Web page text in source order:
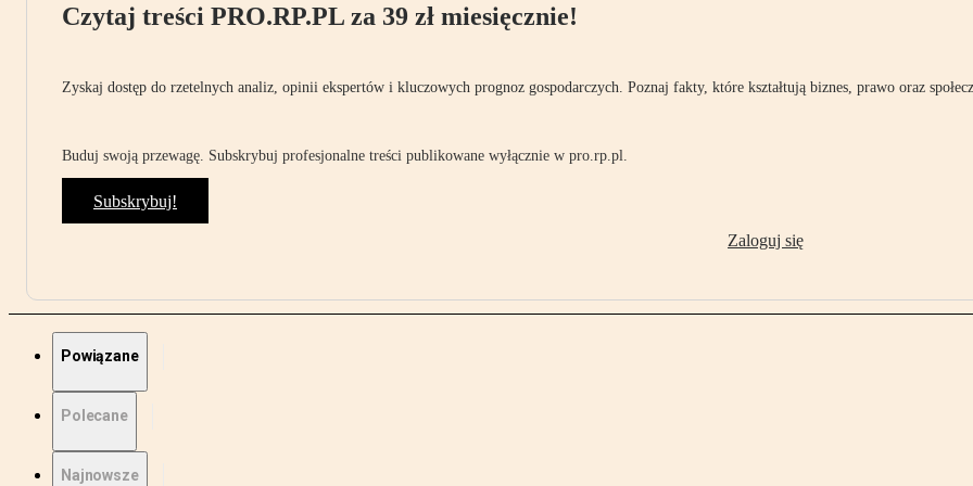
Czytaj treści PRO.RP.PL za 39 zł miesięcznie!
Zyskaj dostęp do rzetelnych analiz, opinii ekspertów i kluczowych prognoz gospodarczych. Poznaj fakty, które kształtują biznes, prawo oraz
Buduj swoją przewagę. Subskrybuj profesjonalne treści publikowane wyłącznie w pro.rp.pl.
Subskrybuj!
Zaloguj się
Powiązane
Polecane
Najnowsze